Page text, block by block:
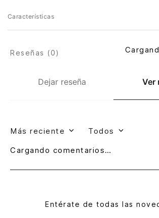
Características
Dejar reseña Ver
Reseñas (0)
Más reciente Todos
Cargando comentarios…
Entérate de todas las